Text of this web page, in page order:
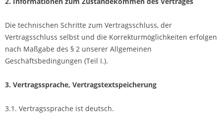
Die technischen Schritte zum Vertragsschluss, der
Vertragsschluss selbst und die Korrekturmöglichkeiten erfolgen
nach Maßgabe des § 2 unserer Allgemeinen
Geschäftsbedingungen (Teil I.).
3. Vertragssprache, Vertragstextspeicherung
3.1. Vertragssprache ist deutsch.